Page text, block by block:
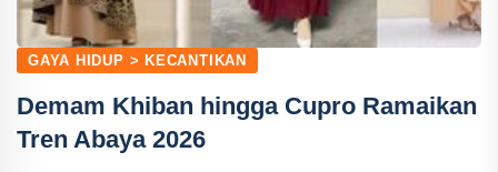
GAYA HIDUP > KECANTIKAN
Demam Khiban hingga Cupro Ramaikan
Tren Abaya 2026